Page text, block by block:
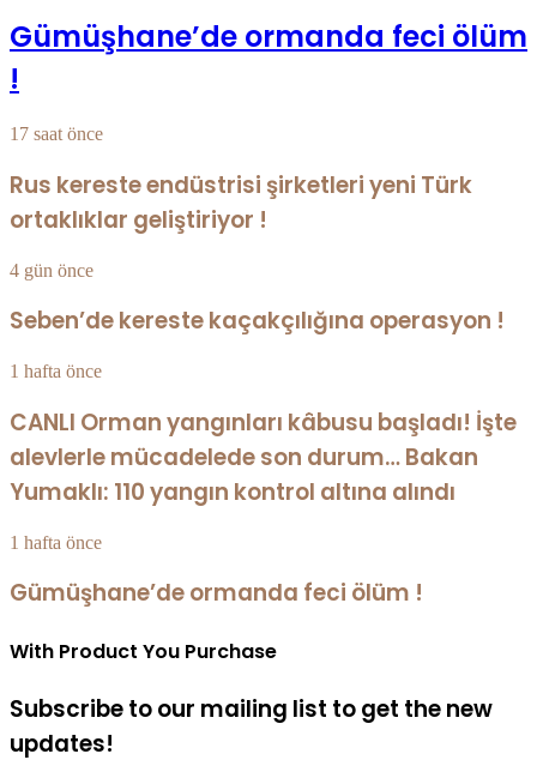
Gümüşhane’de ormanda feci ölüm
!
17 saat önce
Rus kereste endüstrisi şirketleri yeni Türk
ortaklıklar geliştiriyor !
4 gün önce
Seben’de kereste kaçakçılığına operasyon !
1 hafta önce
CANLI Orman yangınları kâbusu başladı! İşte
alevlerle mücadelede son durum… Bakan
Yumaklı: 110 yangın kontrol altına alındı
1 hafta önce
Gümüşhane’de ormanda feci ölüm !
With Product You Purchase
Subscribe to our mailing list to get the new
updates!